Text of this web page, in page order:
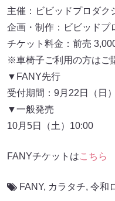
主催：ビビッドプロダク
企画・制作：ビビッドプ
チケット料金：前売
※車椅子ご利用の方はご
▼FANY先行
受付期間：9月22日（日
▼一般発売
10月5日（土）10:00
FANYチケットはこちら
FANY, カラタチ, 令和